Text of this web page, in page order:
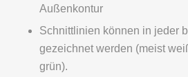
Außenkontur
Schnittlinien können in jeder
gezeichnet werden (meist
grün).